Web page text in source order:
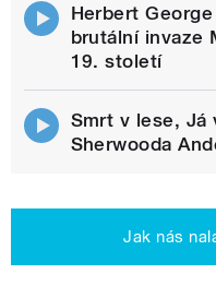
Herbert
brutální invaze
19. století
Smrt v lese,
Sherwooda
Jak nás